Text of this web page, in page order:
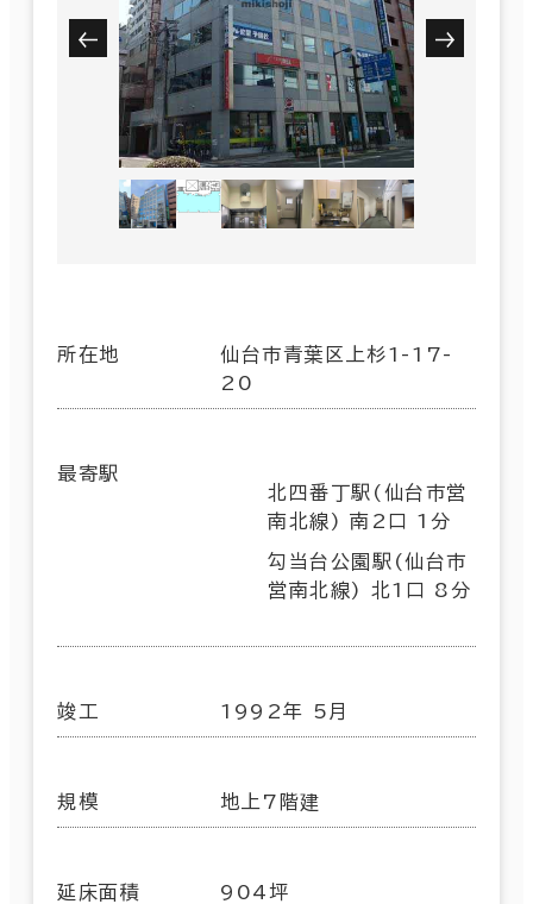
所在地
仙台市青葉区上杉1-17-
20
最寄駅
北四番丁駅(仙台市営
南北線) 南2口 1分
勾当台公園駅(仙台市
営南北線) 北1口 8分
竣工 1992年 5月
規模 地上7階建
延床面積 904坪